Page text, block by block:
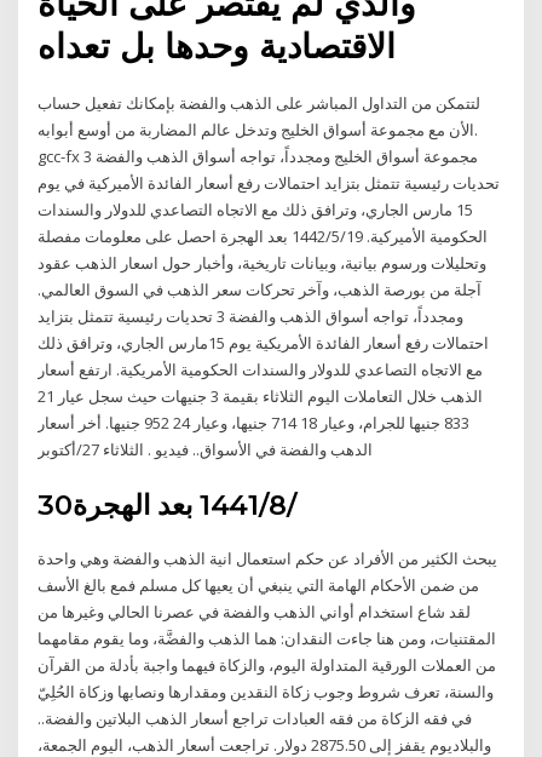
الاقتصادية وحدها بل تعداه
لتتمكن من التداول المباشر على الذهب والفضة بإمكانك تفعيل حساب
الأن مع مجموعة أسواق الخليج وتدخل عالم المضاربة من أوسع أبوابه.
gcc-fx مجموعة أسواق الخليج ومجدداً، تواجه أسواق الذهب والفضة 3
تحديات رئيسية تتمثل بتزايد احتمالات رفع أسعار الفائدة الأميركية في يوم
15 مارس الجاري، وترافق ذلك مع الاتجاه التصاعدي للدولار والسندات
الحكومية الأميركية. 19‏‏/5‏‏/1442 بعد الهجرة احصل على معلومات مفصلة
وتحليلات ورسوم بيانية، وبيانات تاريخية، وأخبار حول اسعار الذهب عقود
آجلة من بورصة الذهب، وآخر تحركات سعر الذهب في السوق العالمي.
ومجدداً، تواجه أسواق الذهب والفضة 3 تحديات رئيسية تتمثل بتزايد
احتمالات رفع أسعار الفائدة الأمريكية يوم 15مارس الجاري، وترافق ذلك
مع الاتجاه التصاعدي للدولار والسندات الحكومية الأمريكية. ارتفع أسعار
الذهب خلال التعاملات اليوم الثلاثاء بقيمة 3 جنيهات حيث سجل عيار 21
833 جنيها للجرام، وعيار 18 714 جنيها، وعيار 24 952 جنيها. أخر أسعار
الدهب والفضة في الأسواق.. فيديو . الثلاثاء 27/أكتوبر
30‏‏/8‏‏/1441 بعد الهجرة
يبحث الكثير من الأفراد عن حكم استعمال انية الذهب والفضة وهي واحدة
من ضمن الأحكام الهامة التي ينبغي أن يعيها كل مسلم فمع بالغ الأسف
لقد شاع استخدام أواني الذهب والفضة في عصرنا الحالي وغيرها من
المقتنيات، ومن هنا جاءت النقدان: هما الذهب والفضَّة، وما يقوم مقامهما
من العملات الورقية المتداولة اليوم، والزكاة فيهما واجبة بأدلة من القرآن
والسنة، تعرف شروط وجوب زكاة النقدين ومقدارها ونصابها وزكاة الحُلِيّ
في فقه الزكاة من فقه العبادات تراجع أسعار الذهب البلاتين والفضة..
والبلاديوم يقفز إلى 2875.50 دولار. تراجعت أسعار الذهب، اليوم الجمعة،